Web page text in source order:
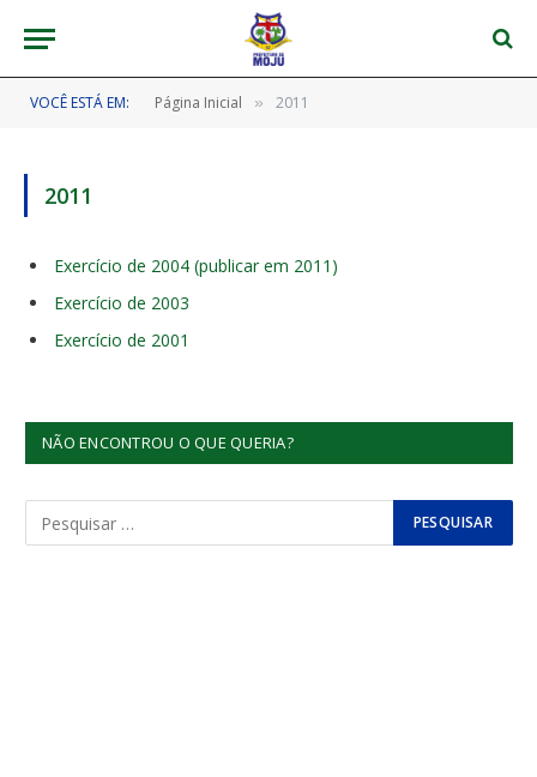
VOCÊ ESTÁ EM: Página Inicial » 2011
2011
Exercício de 2004 (publicar em 2011)
Exercício de 2003
Exercício de 2001
NÃO ENCONTROU O QUE QUERIA?